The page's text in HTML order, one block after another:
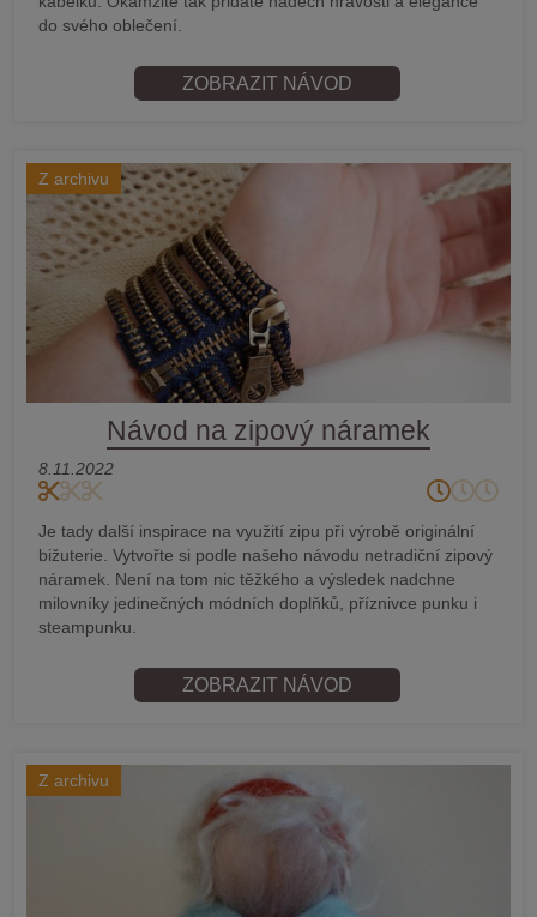
do svého oblečení.
ZOBRAZIT NÁVOD
Z archivu
Návod na zipový náramek
8.11.2022
Je tady další inspirace na využití zipu při výrobě originální
bižuterie. Vytvořte si podle našeho návodu netradiční zipový
náramek. Není na tom nic těžkého a výsledek nadchne
milovníky jedinečných módních doplňků, příznivce punku i
steampunku.
ZOBRAZIT NÁVOD
Z archivu